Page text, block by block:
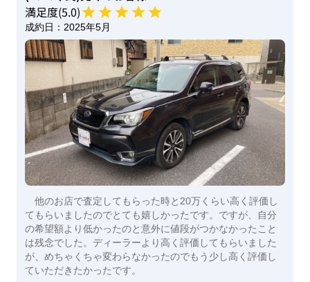
満足度(5.0)
成約日： 2025年5月
他のお店で査定してもらった時と20万くらい高く評価し
てもらいましたのでとても嬉しかったです。ですが、自分
の希望額より低かったのと意外に値段がつかなかったこと
は残念でした。ディーラーより高く評価してもらいました
が、めちゃくちゃ変わらなかったのでもう少し高く評価し
ていただきたかったです。